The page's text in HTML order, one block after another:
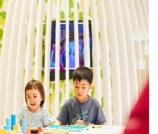
1名様につき12歳以下のお
ンでのキッズメニューは無
トランbotanica）
申し込みください。
）は別途請求させていた